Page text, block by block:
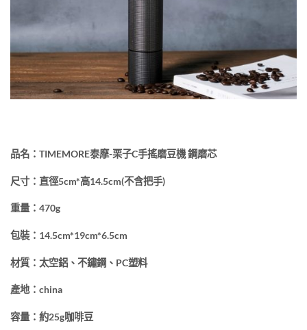
品名：TIMEMORE泰摩-栗子C手搖磨豆機 鋼磨芯
尺寸：直徑5cm*高14.5cm(不含把手)
重量：470g
包裝：14.5cm*19cm*6.5cm
材質：太空鋁、不鏽鋼、PC塑料
產地：china
容量：約25g咖啡豆